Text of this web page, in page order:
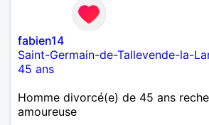
fabien14
Saint-Germain-de-Tallevende-la-
45 ans
Homme divorcé(e) de 45 ans
amoureuse